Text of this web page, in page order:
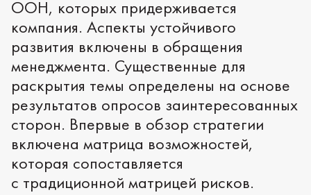
ООН, которых придерживается
компания. Аспекты устойчивого
развития включены в обращения
менеджмента. Существенные для
раскрытия темы определены на основе
результатов опросов заинтересованных
сторон. Впервые в обзор стратегии
включена матрица возможностей,
которая сопоставляется
с традиционной матрицей рисков.